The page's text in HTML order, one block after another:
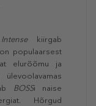
kiirgab
populaarsest
elurõõmu ja
BOSSi naise
Hõrgud